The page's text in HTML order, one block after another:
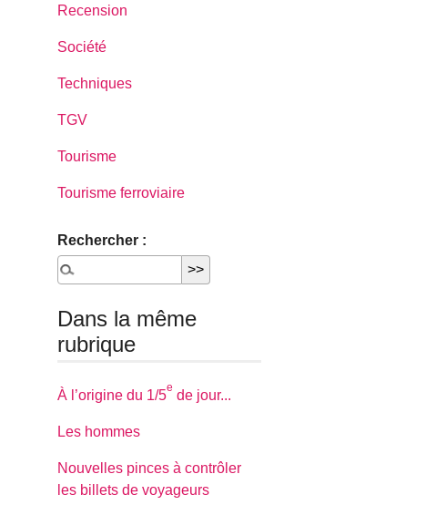
Recension
Société
Techniques
TGV
Tourisme
Tourisme ferroviaire
Rechercher :
Dans la même
rubrique
À l’origine du 1/5
e
de jour...
Les hommes
Nouvelles pinces à contrôler
les billets de voyageurs